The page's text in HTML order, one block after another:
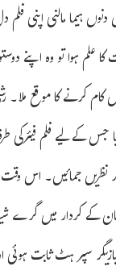
ہیما مالنی اپنی
ہوا تو وہ اپنے
کرنے کا موقع ملا۔
کے لیے فلم فیئرکی
جمائیں۔ اس وقت وہ
کے کردار میں
میں ریلیز ہونے والی فلم